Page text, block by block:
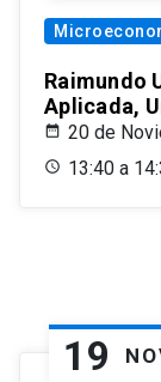
Raimundo
Aplicada,
20 de
13:40 a
19